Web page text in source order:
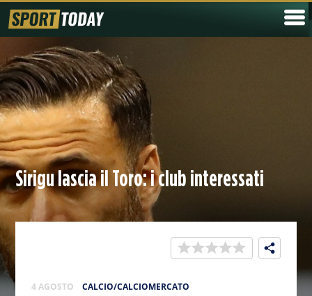
Sirigu lascia il Toro: i club interessati
4 AGOSTO CALCIO/CALCIOMERCATO